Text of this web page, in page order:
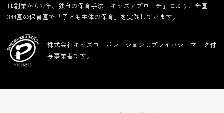
は創業から32年、独自の保育手法「キッズアプローチ」により、全国
344園の保育園で「子ども主体の保育」を実践しています。
株式会社キッズコーポレーションはプライバシーマーク付
与事業者です。